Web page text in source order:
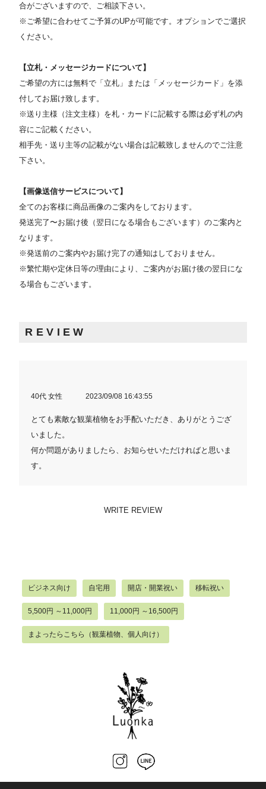
合がございますので、ご相談下さい。
※ご希望に合わせてご予算のUPが可能です。オプションでご選択
ください。
【立札・メッセージカードについて】
ご希望の方には無料で「立札」または「メッセージカード」を添
付してお届け致します。
※送り主様（注文主様）を札・カードに記載する際は必ず札の内
容にご記載ください。
相手先・送り主等の記載がない場合は記載致しませんのでご注意
下さい。
【画像送信サービスについて】
全てのお客様に商品画像のご案内をしております。
発送完了〜お届け後（翌日になる場合もございます）のご案内と
なります。
※発送前のご案内やお届け完了の通知はしておりません。
※繁忙期や定休日等の理由により、ご案内がお届け後の翌日にな
る場合もございます。
REVIEW
40代 女性 2023/09/08 16:43:55
とても素敵な観葉植物をお手配いただき、ありがとうござ
いました。
何か問題がありましたら、お知らせいただければと思いま
す。
WRITE REVIEW
ビジネス向け 自宅用 開店・開業祝い 移転祝い
5,500円 ～11,000円 11,000円 ～16,500円
まよったらこちら（観葉植物、個人向け）